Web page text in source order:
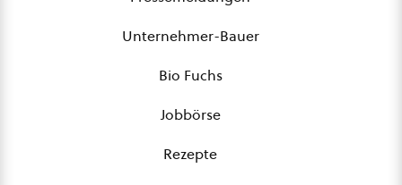
Unternehmer-Bauer
Bio Fuchs
Jobbörse
Rezepte